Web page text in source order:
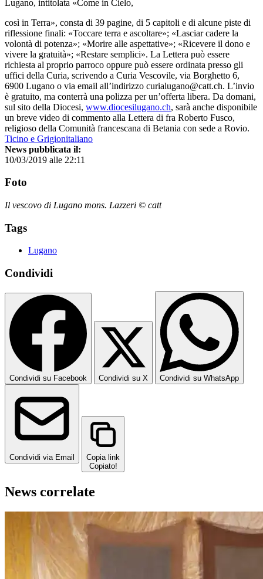
Lugano, intitolata «Come in Cielo,
così in Terra», consta di 39 pagine, di 5 capitoli e di alcune piste di
riflessione finali: «Toccare terra e ascoltare»; «Lasciar cadere la
volontà di potenza»; «Morire alle aspettative»; «Ricevere il dono e
vivere la gratuità»; «Restare semplici». La Lettera può essere
richiesta al proprio parroco oppure può essere ordinata presso gli
uffici della Curia, scrivendo a Curia Vescovile, via Borghetto 6,
6900 Lugano o via email all’indirizzo curialugano@catt.ch. L’invio
è gratuito, ma conterrà una polizza per un’offerta libera. Da domani,
sul sito della Diocesi, www.diocesilugano.ch, sarà anche disponibile
un breve video di commento alla Lettera di fra Roberto Fusco,
religioso della Comunità francescana di Betania con sede a Rovio.
Ticino e Grigionitaliano
News pubblicata il:
10/03/2019 alle 22:11
Foto
Il vescovo di Lugano mons. Lazzeri © catt
Tags
Lugano
Condividi
Condividi su Facebook Condividi su X Condividi su WhatsApp
Condividi via Email
Copia link
Copiato!
News correlate